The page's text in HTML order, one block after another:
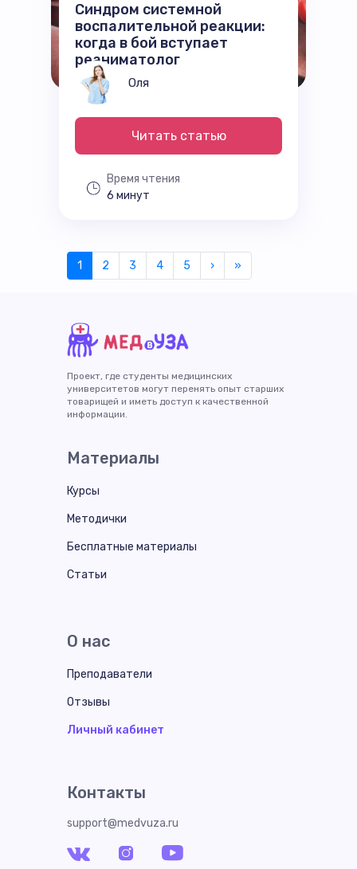
Синдром системной
воспалительной реакции:
когда в бой вступает
реаниматолог
Оля
Читать статью
Время чтения
6 минут
1 2 3 4 5 › »
Проект, где студенты медицинских
университетов могут перенять опыт старших
товарищей и иметь доступ к качественной
информации.
Материалы
Курсы
Методички
Бесплатные материалы
Статьи
О нас
Преподаватели
Отзывы
Личный кабинет
Контакты
support@medvuza.ru